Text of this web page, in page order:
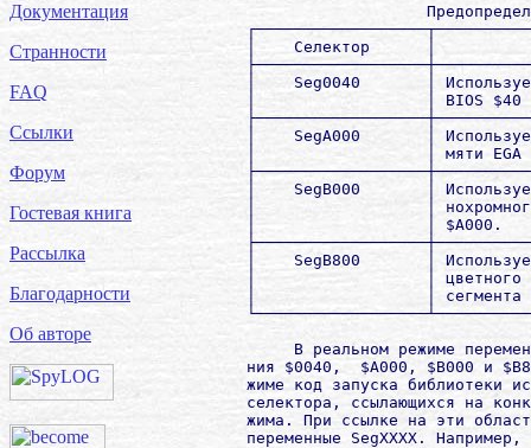
Документация
Странности
FAQ
Ссылки
Форум
Гостевая книга
Рассылка
Благодарности
Об авторе
│    Селектор      │
│    Seg0040       │
│                  │ BIOS
│    SegA000       │
│                  │ мяти
│    SegB000       │
│                  │
│                  │ $A000.
│    SegB800       │
│                  │
│                  │
В реальном режиме
ния $0040,  $A000, $B000 и
жиме код запуска библиотеки
селектора, ссылающихся на
жима. При ссылке на эти
переменные SegXXXX.